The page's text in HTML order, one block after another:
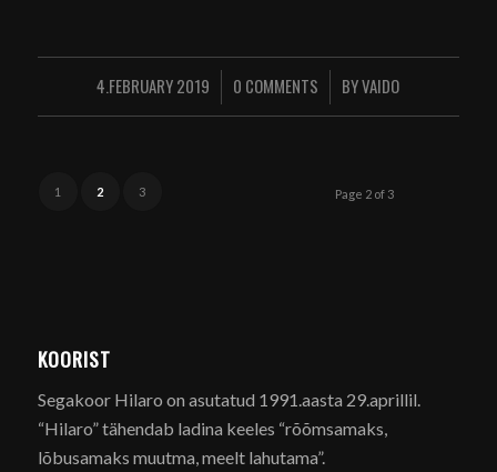
4.FEBRUARY 2019
/ 0 COMMENTS
/ BYVAIDO
Page 2 of 3
1 2 3
KOORIST
Segakoor Hilaro on asutatud 1991.aasta 29.aprillil.
“Hilaro” tähendab ladina keeles “rõõmsamaks,
lõbusamaks muutma, meelt lahutama”.